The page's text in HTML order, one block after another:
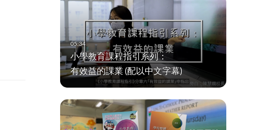
小學教育課程指引系列：
有效益的課業 (配以中文字幕)